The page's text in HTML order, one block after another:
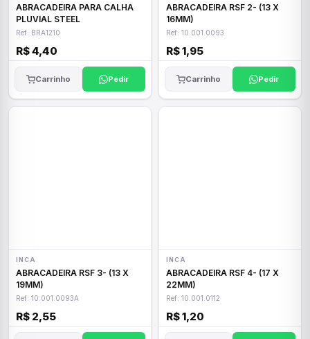
ABRACADEIRA PARA CALHA
PLUVIAL STEEL
Ref: BRA1210
R$ 4,40
Carrinho Pedir
ABRACADEIRA RSF 2- (13 X
16MM)
Ref: 10.001.0093
R$ 1,95
Carrinho Pedir
INCA
ABRACADEIRA RSF 3- (13 X
19MM)
Ref: 10.001.0093A
R$ 2,55
INCA
ABRACADEIRA RSF 4- (17 X
22MM)
Ref: 10.001.0112
R$ 1,20